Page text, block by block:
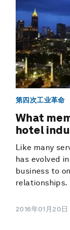
第四次工业革命
What
hotel
Like many
has evolved
business to
relationships.
2016年01月20日